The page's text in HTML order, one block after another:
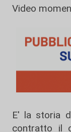
Video
E' la storia
contratto il